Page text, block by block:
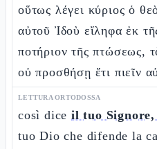
οὕτως λέγει κύριος ὁ
αὐτοῦ Ἰδοὺ εἴληφα ἐκ
ποτήριον τῆς πτώσεως,
οὐ προσθήσῃ ἔτι πιεῖν
LETTURA ORTODOSSA
così dice il tuo
tuo Dio che difende la